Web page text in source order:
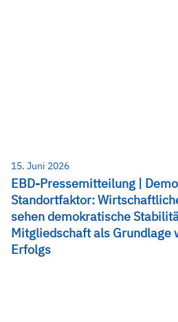
15. Juni 2026
EBD-Pressemitteilung |
Standortfaktor:
sehen demokratische
Mitgliedschaft als Grundlage
Erfolgs